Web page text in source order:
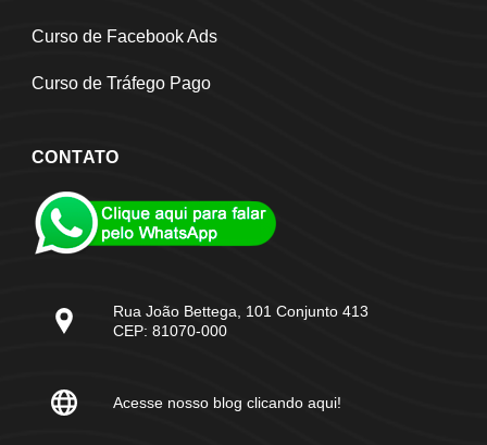
Curso de Facebook Ads
Curso de Tráfego Pago
CONTATO
Rua João Bettega, 101 Conjunto 413
CEP: 81070-000
Acesse nosso blog clicando aqui!